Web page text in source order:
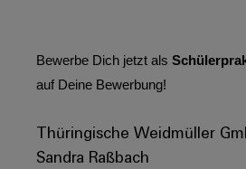
Bewerbe Dich jetzt als
auf Deine Bewerbung!
Thüringische Weidmüller
Sandra Raßbach